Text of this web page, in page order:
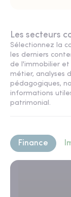
Les secteurs
Sélectionnez la
les derniers
de l'immobilier
métier, analyses
pédagogiques,
informations
patrimonial.
Finance